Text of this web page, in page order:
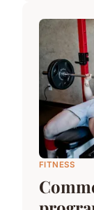
FITNESS